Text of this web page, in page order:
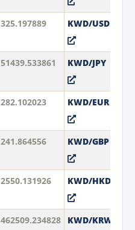
325.197889 KWD/USD
51439.533861 KWD/JPY
282.102023 KWD/EUR
241.864556 KWD/GBP
2550.131926 KWD/HKD
462509.234828 KWD/KRW